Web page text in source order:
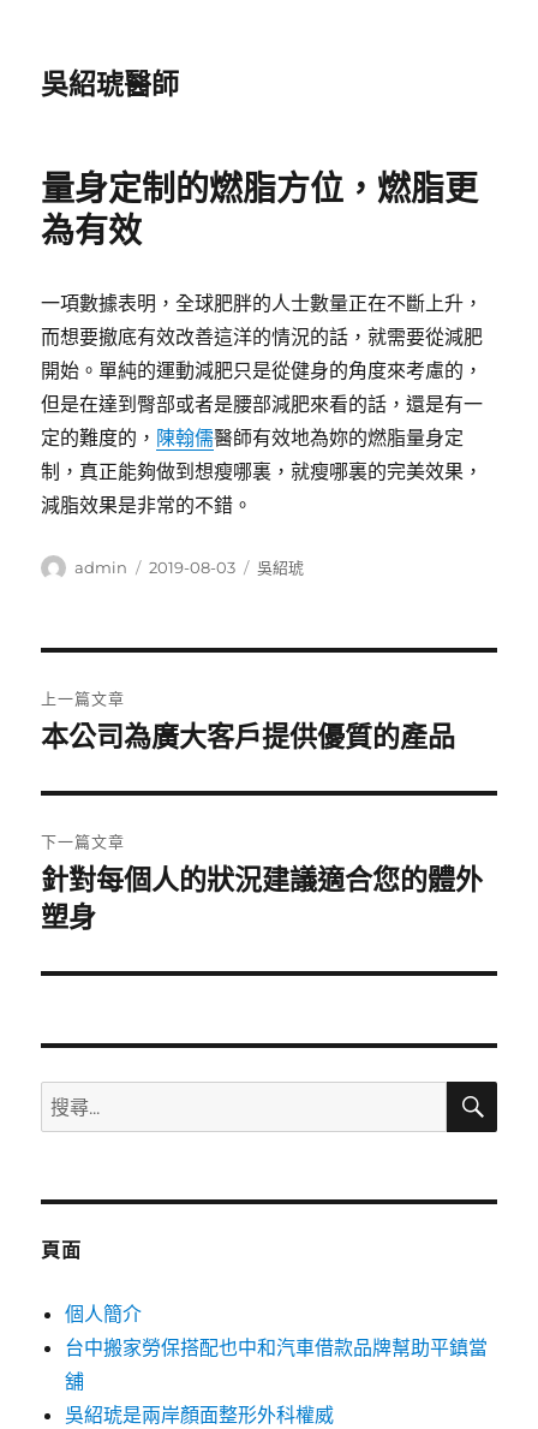
吳紹琥醫師
量身定制的燃脂方位，燃脂更
為有效
一項數據表明，全球肥胖的人士數量正在不斷上升，
而想要撤底有效改善這洋的情況的話，就需要從減肥
開始。單純的運動減肥只是從健身的角度來考慮的，
但是在達到臀部或者是腰部減肥來看的話，還是有一
定的難度的， 陳翰儒醫師有效地為妳的燃脂量身定
制，真正能夠做到想瘦哪裏，就瘦哪裏的完美效果，
減脂效果是非常的不錯。
作
admin
發
2019-08-03
分
吳紹琥
章
覽
上一篇文章
上
篇
文
章:
本公司為廣大客戶提供優質的產品
下一篇文章
下
一
文
針對每個人的狀況建議適合您的體外
塑身
搜
尋
鍵
搜
頁面
個人簡介
台中搬家勞保搭配也中和汽車借款品牌幫助平鎮當
舖
吳紹琥是兩岸顏面整形外科權威